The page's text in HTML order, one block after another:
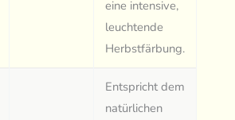
eine intensive,
leuchtende
Herbstfärbung.
Entspricht dem
natürlichen